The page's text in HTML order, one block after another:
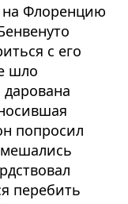
на Флоренцию
с его
шло
попросил
перебить